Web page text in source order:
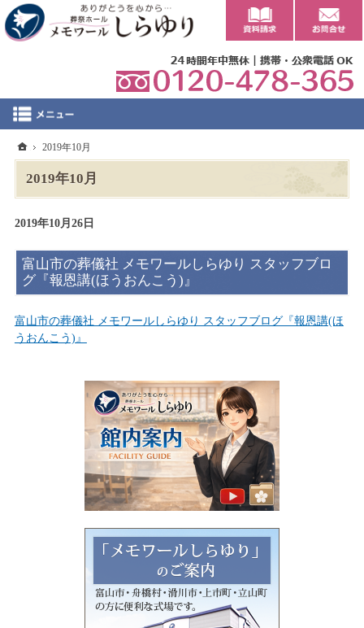
2019年10月
2019年10月26日
富山市の葬儀社 メモワールしらゆり スタッフブロ
グ『報恩講(ほうおんこう)』
富山市の葬儀社 メモワールしらゆり スタッフブログ『報恩講(ほ
うおんこう)』
ホーム
2019年10月